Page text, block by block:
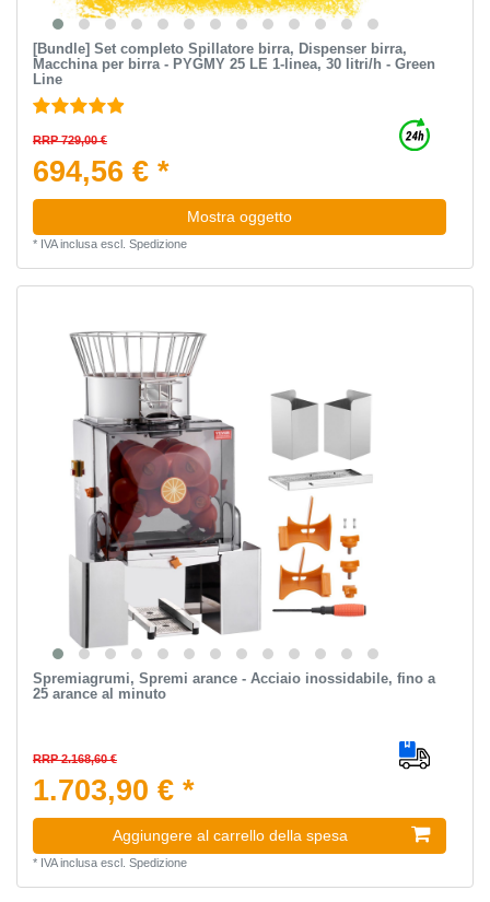
[Bundle] Set completo Spillatore birra, Dispenser birra,
Macchina per birra - PYGMY 25 LE 1-linea, 30 litri/h - Green
Line
RRP 729,00 €
694,56 € *
Mostra oggetto
* IVA inclusaescl. Spedizione
Spremiagrumi, Spremi arance - Acciaio inossidabile, fino a
25 arance al minuto
RRP 2.168,60 €
1.703,90 € *
Aggiungere al carrello della spesa
* IVA inclusaescl. Spedizione